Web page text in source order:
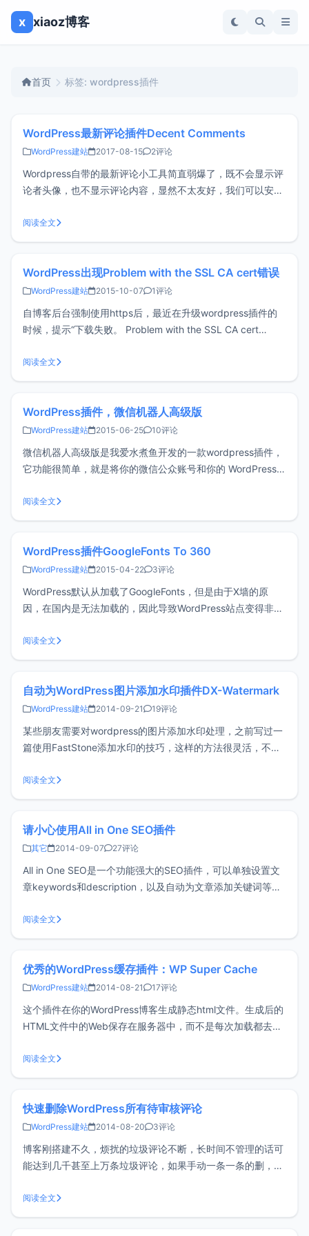
x xiaoz博客
首页 标签: wordpress插件
WordPress最新评论插件Decent Comments
WordPress建站 2017-08-15 2评论
Wordpress自带的最新评论小工具简直弱爆了，既不会显示评
论者头像，也不显示评论内容，显然不太友好，我们可以安装
Wordpress后台搜索自行安装。插件设置启用插件后在外观 -
小工具可以看到Decent Comments，拖动这个小工
阅读全文
WordPress出现Problem with the SSL CA cert错误
WordPress建站 2015-10-07 1评论
自博客后台强制使用https后，最近在升级wordpress插件的
时候，提示“下载失败。 Problem with the SSL CA cert
致。VPS安装的是AMH4.2虚拟主机面板，通过网上得知，
wordpre
阅读全文
WordPress插件，微信机器人高级版
WordPress建站 2015-06-25 10评论
微信机器人高级版是我爱水煮鱼开发的一款wordpress插件，
它功能很简单，就是将你的微信公众账号和你的 WordPress
复用户，让你使用微信进行营销事半功倍。此外这是一款收费
的插件，之所以在这里介绍这款插件是因为现在更加开放，可
阅读全文
WordPress插件GoogleFonts To 360
WordPress建站 2015-04-22 3评论
WordPress默认从加载了GoogleFonts，但是由于X墙的原
因，在国内是无法加载的，因此导致WordPress站点变得非常
文中介绍过相关的解决办法，大家可以参考。后来又发现一款
新的插件GoogleFonts To 360，
阅读全文
自动为WordPress图片添加水印插件DX-Watermark
WordPress建站 2014-09-21 19评论
某些朋友需要对wordpress的图片添加水印处理，之前写过一
篇使用FastStone添加水印的技巧，这样的方法很灵活，不过
件DX-Watermark来实现自动水印。添加该插件后启用即可，
可以设置文字和图片水印，图片格式建议使用透明背景的
阅读全文
请小心使用All in One SEO插件
其它 2014-09-07 27评论
All in One SEO是一个功能强大的SEO插件，可以单独设置文
章keywords和description，以及自动为文章添加关键词等功
中应该更加小心。很多朋友为了网站优化而安装了各种SEO插
件，小z也不列外，一开始就安装了A
阅读全文
优秀的WordPress缓存插件：WP Super Cache
WordPress建站 2014-08-21 17评论
这个插件在你的WordPress博客生成静态html​​文件。生成后的
HTML文件中的Web保存在服务器中，而不是每次加载都去让
度。该插件有三种方式：mod_rewrite缓存模式：最快的方式
是通过 Apache mod_rewrite 模块（或
阅读全文
快速删除WordPress所有待审核评论
WordPress建站 2014-08-20 3评论
博客刚搭建不久，烦扰的垃圾评论不断，长时间不管理的话可
能达到几千甚至上万条垃圾评论，如果手动一条一条的删，那
的插件：Delete Pending Comments这个插件是一个快速的
方法来删除所有悬而未决的评论，对于垃圾邮件攻击的受害者
阅读全文